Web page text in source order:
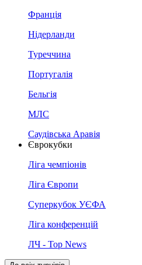
Франція
Нідерланди
Туреччина
Португалія
Бельгія
МЛС
Саудівська Аравія
Єврокубки
Ліга чемпіонів
Ліга Європи
Суперкубок УЄФА
Ліга конференцій
ЛЧ - Top News